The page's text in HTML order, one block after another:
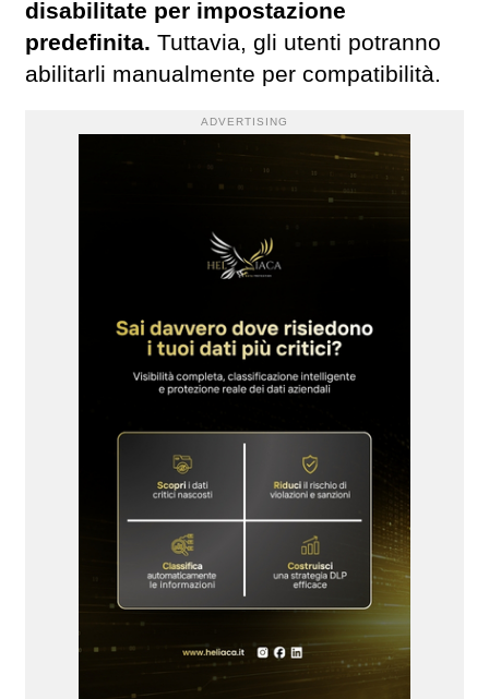
disabilitate per impostazione
predefinita. Tuttavia, gli utenti potranno
abilitarli manualmente per compatibilità.
ADVERTISING